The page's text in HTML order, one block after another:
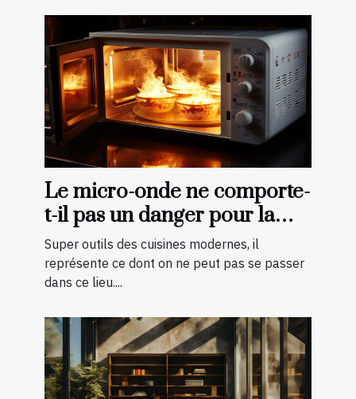
Le micro-onde ne comporte-
t-il pas un danger pour la
cuisson des aliments ?
Super outils des cuisines modernes, il
représente ce dont on ne peut pas se passer
dans ce lieu....